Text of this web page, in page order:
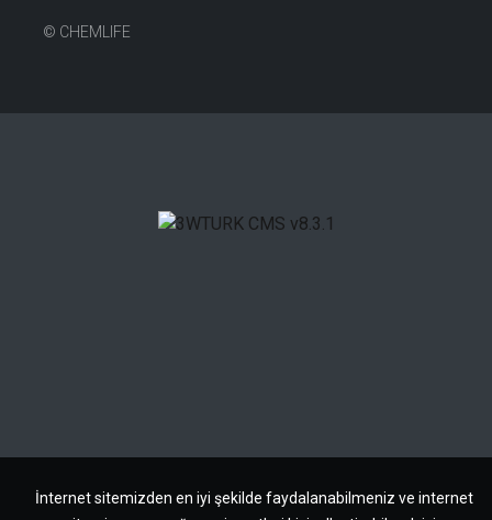
İnternet sitemizden en iyi şekilde faydalanabilmeniz ve internet
© CHEMLIFE